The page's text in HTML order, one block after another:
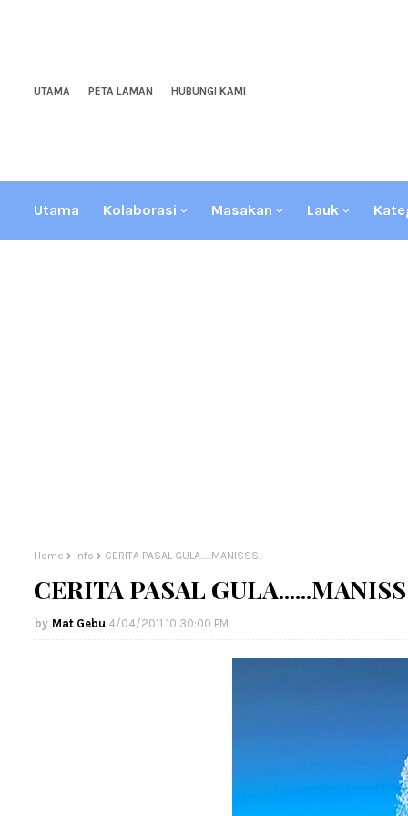
UTAMA PETA LAMAN HUBUNGI KAMI
Utama Kolaborasi Masakan Lauk
Home info CERITA PASAL GULA......MANISSS..
CERITA PASAL
Mat Gebu 4/04/2011 10:30:00 PM